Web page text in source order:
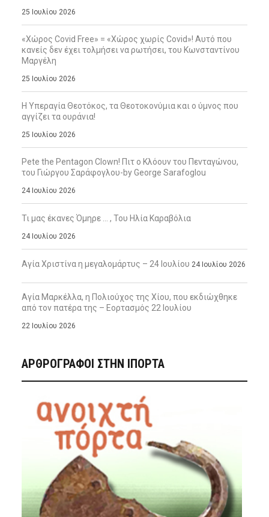
25 Ιουλίου 2026
«Χώρος Covid Free» = «Χώρος χωρίς Covid»! Αυτό που
κανείς δεν έχει τολμήσει να ρωτήσει, του Κωνσταντίνου
Μαργέλη
25 Ιουλίου 2026
Η Υπεραγία Θεοτόκος, τα Θεοτοκονύμια και ο ύμνος που
αγγίζει τα ουράνια!
25 Ιουλίου 2026
Pete the Pentagon Clown! Πιτ ο Κλόουν του Πενταγώνου,
του Γιώργου Σαράφογλου-by George Sarafoglou
24 Ιουλίου 2026
Τι μας έκανες Όμηρε … , Του Ηλία Καραβόλια
24 Ιουλίου 2026
Αγία Χριστίνα η μεγαλομάρτυς – 24 Ιουλίου 24 Ιουλίου 2026
Αγία Μαρκέλλα, η Πολιούχος της Χίου, που εκδιώχθηκε
από τον πατέρα της – Εορτασμός 22 Ιουλίου
22 Ιουλίου 2026
ΑΡΘΡΟΓΡΑΦΟΙ ΣΤΗΝ IΠΟΡΤΑ